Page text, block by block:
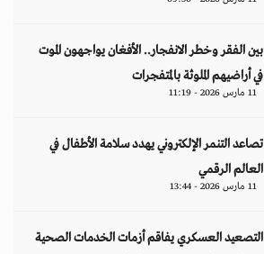
بين الفقر وخطر الانفجار.. الأفغان يواجهون الموت
في أراضيهم الملوثة بالمتفجرات
11 مارس 2026 - 11:19
تصاعد التنمر الإلكتروني يهدد سلامة الأطفال في
العالم الرقمي
11 مارس 2026 - 13:44
التصعيد العسكري يفاقم أزمات الخدمات الصحية